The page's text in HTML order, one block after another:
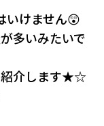
リコ
お問
いけません😲
多いみたいで
紹介します★☆